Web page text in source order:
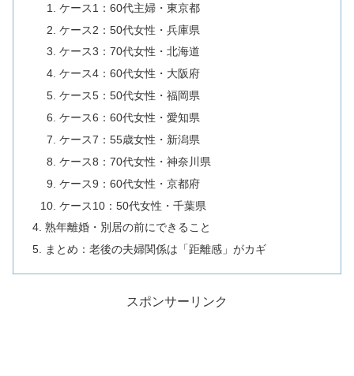
ケース1：60代主婦・東京都
ケース2：50代女性・兵庫県
ケース3：70代女性・北海道
ケース4：60代女性・大阪府
ケース5：50代女性・福岡県
ケース6：60代女性・愛知県
ケース7：55歳女性・新潟県
ケース8：70代女性・神奈川県
ケース9：60代女性・京都府
ケース10：50代女性・千葉県
熟年離婚・別居の前にできること
まとめ：老後の夫婦関係は「距離感」がカギ
スポンサーリンク